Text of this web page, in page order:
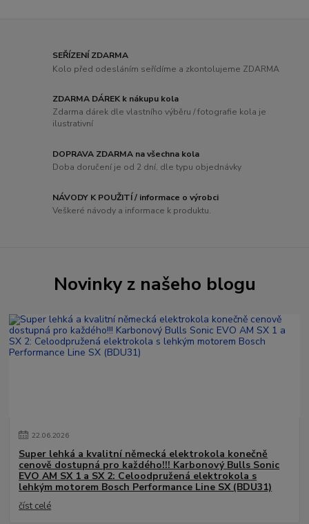
SEŘÍZENÍ ZDARMA
Kolo před odesláním seřídíme a zkontolujeme ZDARMA
ZDARMA DÁREK k nákupu kola
Zdarma dárek dle vlastního výběru / fotografie kola je
ilustrativní
DOPRAVA ZDARMA na všechna kola
Doba doručení je od 2 dní, dle typu objednávky
NÁVODY K POUŽITÍ / informace o výrobci
Veškeré návody a informace k produktu.
Novinky z našeho blogu
22.06.2026
Super lehká a kvalitní německá elektrokola konečně
cenově dostupná pro každého!!! Karbonový Bulls Sonic
EVO AM SX 1 a SX 2: Celoodpružená elektrokola s
lehkým motorem Bosch Performance Line SX (BDU31)
číst celé